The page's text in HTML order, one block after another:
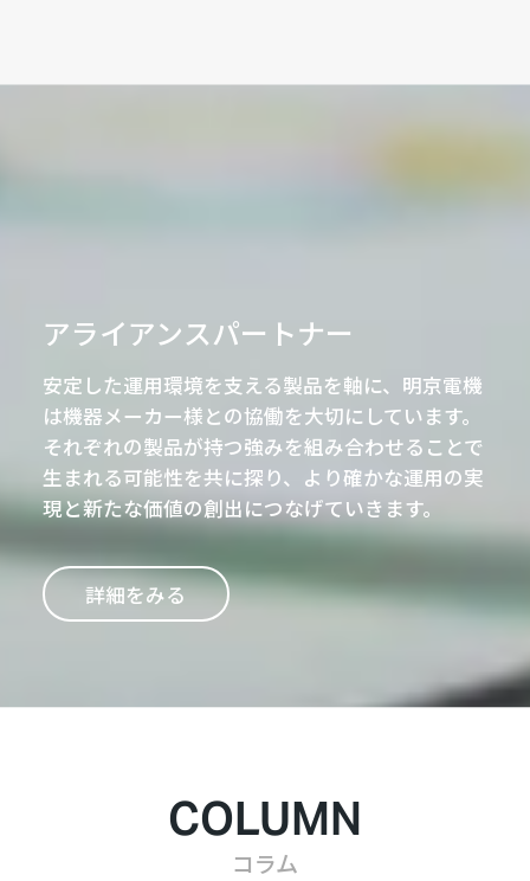
アライアンスパートナー
安定した運用環境を支える製品を軸に、明京電機
は機器メーカー様との協働を大切にしています。
それぞれの製品が持つ強みを組み合わせることで
生まれる可能性を共に探り、より確かな運用の実
現と新たな価値の創出につなげていきます。
詳細をみる
COLUMN
コラム